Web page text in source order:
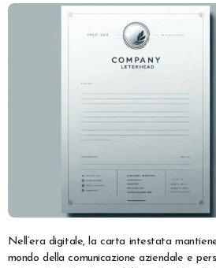
Nell’era digitale, la carta intestata mantiene un ruolo significativo nel
mondo della comunicazione aziendale e